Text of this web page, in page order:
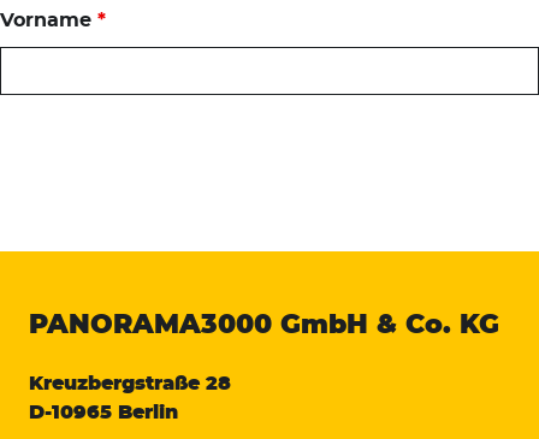
Vorname *
PANORAMA3000 GmbH & Co. KG
Kreuzbergstraße 28
D-10965 Berlin